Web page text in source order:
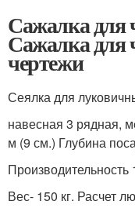
Сажалка для
Сажалка для
чертежи
Сеялка для
навесная 3 рядная,
м (9 см.) Глубина
Производительность
Вес- 150 кг. Расчет